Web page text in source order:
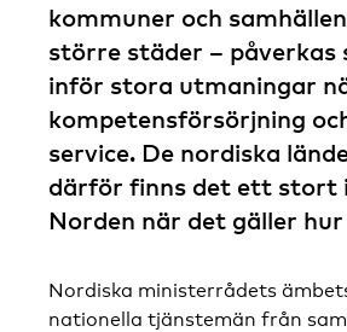
kommuner och
större städer –
inför stora utmaningar
kompetensförsörjning
service. De nordiska
därför finns det ett stort
Norden när det gäller
Nordiska ministerrådets
nationella tjänstemän från